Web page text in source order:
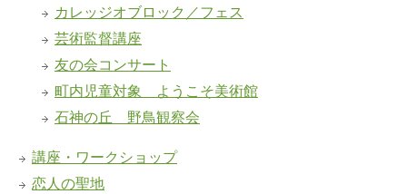
カレッジオブロック／フェス
芸術監督講座
友の会コンサート
町内児童対象 ようこそ美術館
石神の丘 野鳥観察会
講座・ワークショップ
恋人の聖地